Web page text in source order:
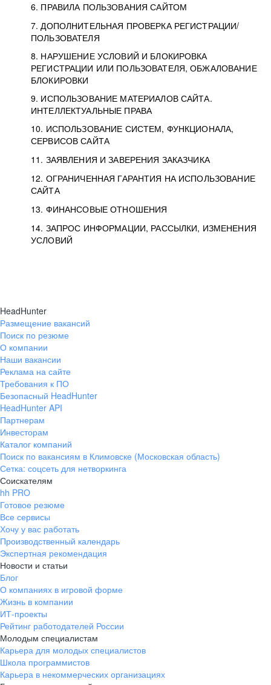
6. ПРАВИЛА ПОЛЬЗОВАНИЯ САЙТОМ
7. ДОПОЛНИТЕЛЬНАЯ ПРОВЕРКА РЕГИСТРАЦИИ/
ПОЛЬЗОВАТЕЛЯ
8. НАРУШЕНИЕ УСЛОВИЙ И БЛОКИРОВКА
РЕГИСТРАЦИИ ИЛИ ПОЛЬЗОВАТЕЛЯ, ОБЖАЛОВАНИЕ
БЛОКИРОВКИ
9. ИСПОЛЬЗОВАНИЕ МАТЕРИАЛОВ САЙТА.
ИНТЕЛЛЕКТУАЛЬНЫЕ ПРАВА
10. ИСПОЛЬЗОВАНИЕ СИСТЕМ, ФУНКЦИОНАЛА,
СЕРВИСОВ САЙТА
11. ЗАЯВЛЕНИЯ И ЗАВЕРЕНИЯ ЗАКАЗЧИКА
12. ОГРАНИЧЕННАЯ ГАРАНТИЯ НА ИСПОЛЬЗОВАНИЕ
САЙТА
13. ФИНАНСОВЫЕ ОТНОШЕНИЯ
14. ЗАПРОС ИНФОРМАЦИИ, РАССЫЛКИ, ИЗМЕНЕНИЯ
УСЛОВИЙ
HeadHunter
Размещение вакансий
Поиск по резюме
О компании
Наши вакансии
Реклама на сайте
Требования к ПО
Безопасный HeadHunter
HeadHunter API
Партнерам
Инвесторам
Каталог компаний
Поиск по вакансиям в Климовске (Московская область)
Сетка: соцсеть для нетворкинга
Соискателям
hh PRO
Готовое резюме
Все сервисы
Хочу у вас работать
Производственный календарь
Экспертная рекомендация
Новости и статьи
Блог
О компаниях в игровой форме
Жизнь в компании
ИТ-проекты
Рейтинг работодателей России
Молодым специалистам
Карьера для молодых специалистов
Школа программистов
Карьера в некоммерческих организациях